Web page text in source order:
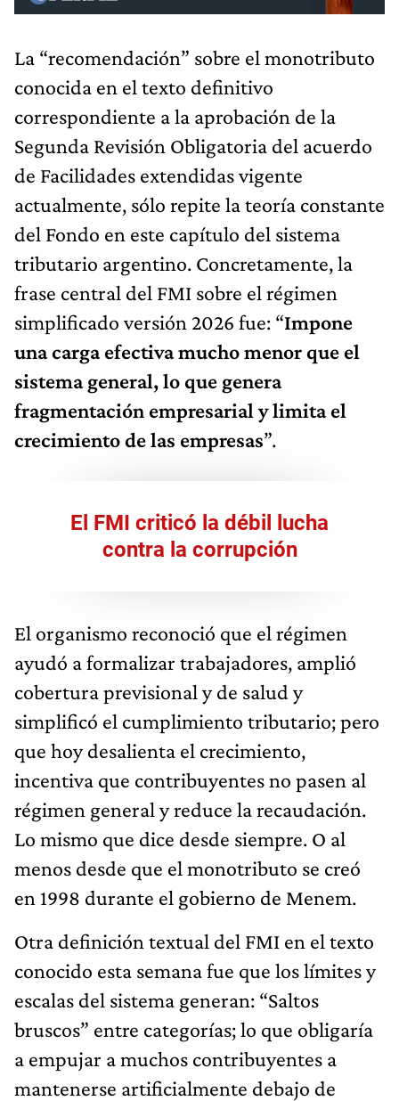
La “recomendación” sobre el monotributo
conocida en el texto definitivo
correspondiente a la aprobación de la
Segunda Revisión Obligatoria del acuerdo
de Facilidades extendidas vigente
actualmente, sólo repite la teoría constante
del Fondo en este capítulo del sistema
tributario argentino. Concretamente, la
frase central del FMI sobre el régimen
simplificado versión 2026 fue: “Impone
una carga efectiva mucho menor que el
sistema general, lo que genera
fragmentación empresarial y limita el
crecimiento de las empresas”.
El FMI criticó la débil lucha
contra la corrupción
El organismo reconoció que el régimen
ayudó a formalizar trabajadores, amplió
cobertura previsional y de salud y
simplificó el cumplimiento tributario; pero
que hoy desalienta el crecimiento,
incentiva que contribuyentes no pasen al
régimen general y reduce la recaudación.
Lo mismo que dice desde siempre. O al
menos desde que el monotributo se creó
en 1998 durante el gobierno de Menem.
Otra definición textual del FMI en el texto
conocido esta semana fue que los límites y
escalas del sistema generan: “Saltos
bruscos” entre categorías; lo que obligaría
a empujar a muchos contribuyentes a
mantenerse artificialmente debajo de